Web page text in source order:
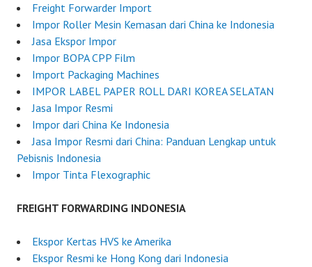
3
0
Freight Forwarder Import
Impor Roller Mesin Kemasan dari China ke Indonesia
Jasa Ekspor Impor
Impor BOPA CPP Film
Import Packaging Machines
IMPOR LABEL PAPER ROLL DARI KOREA SELATAN
Jasa Impor Resmi
Impor dari China Ke Indonesia
Jasa Impor Resmi dari China: Panduan Lengkap untuk
Pebisnis Indonesia
Impor Tinta Flexographic
FREIGHT FORWARDING INDONESIA
Ekspor Kertas HVS ke Amerika
Ekspor Resmi ke Hong Kong dari Indonesia